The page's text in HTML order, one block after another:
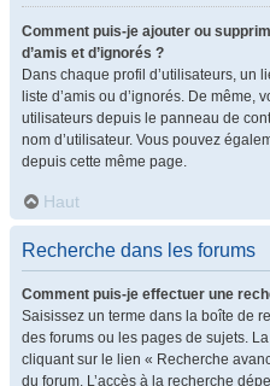
Comment puis-je ajouter ou
d’amis et d’ignorés ?
Dans chaque profil d’utilisateurs, un
liste d’amis ou d’ignorés. De
utilisateurs depuis le panneau de
nom d’utilisateur. Vous pouvez
depuis cette même page.
Haut
Recherche dans les forums
Comment puis-je effectuer une
Saisissez un terme dans la boîte de
des forums ou les pages de sujets.
cliquant sur le lien « Recherche
du forum. L’accès à la recherche